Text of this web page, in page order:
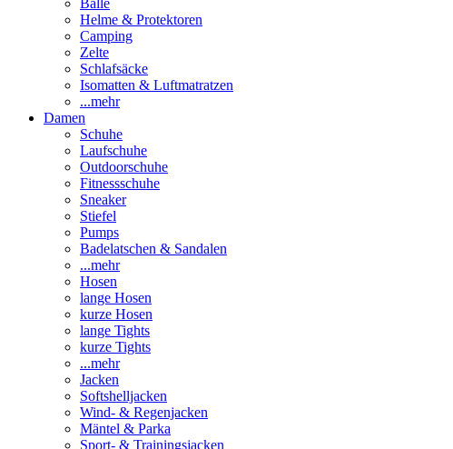
Helme & Protektoren
Camping
Zelte
Schlafsäcke
Isomatten & Luftmatratzen
...mehr
Damen
Schuhe
Laufschuhe
Outdoorschuhe
Fitnessschuhe
Sneaker
Stiefel
Pumps
Badelatschen & Sandalen
...mehr
Hosen
lange Hosen
kurze Hosen
lange Tights
kurze Tights
...mehr
Jacken
Softshelljacken
Wind- & Regenjacken
Mäntel & Parka
Sport- & Trainingsjacken